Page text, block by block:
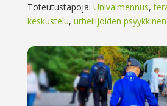
Toteutustapoja: Univalmennus,
keskustelu, urheilijoiden